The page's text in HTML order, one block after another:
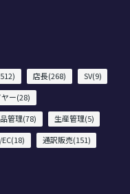
店長(268)
SV(9)
ー(28)
管理(78)
生産管理(5)
通訳販売(151)